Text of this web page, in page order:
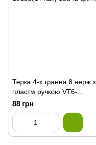
Терка 4-х гранна 8 нерж з
пластм ручкою VT6-
19153(144шт)
88 грн